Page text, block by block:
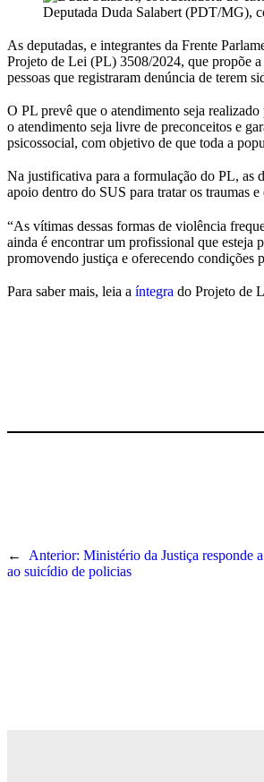
Deputada Duda Salabert (PDT/MG),
As deputadas, e integrantes da Frente
Projeto de Lei (PL) 3508/2024, que propõe
pessoas que registraram denúncia de terem
O PL prevê que o atendimento seja
o atendimento seja livre de preconceitos e
psicossocial, com objetivo de que toda a
Na justificativa para a formulação do PL, as
apoio dentro do SUS para tratar os traumas
“As vítimas dessas formas de violência
ainda é encontrar um profissional que esteja
promovendo justiça e oferecendo condições
Para saber mais, leia a íntegra do Projeto de
← Anterior: Ministério da Justiça responde
ao suicídio de policias